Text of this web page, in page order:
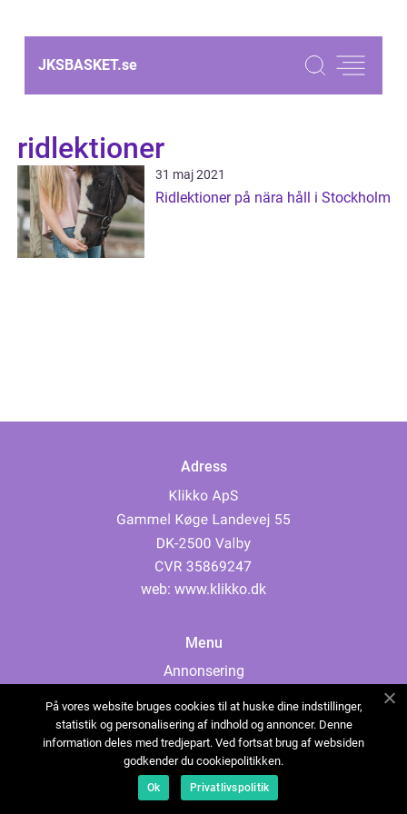
JKSBASKET.se
ridlektioner
31 maj 2021
Ridlektioner på nära håll i Stockholm
Adress
web: www.klikko.dk
Menu
Annonsering
Cookies
Kontakta oss
Sitemap
På vores website bruges cookies til at huske dine indstillinger,
statistik og personalisering af indhold og annoncer. Denne
information deles med tredjepart. Ved fortsat brug af websiden
godkender du cookiepolitikken.
Ok Privatlivspolitik